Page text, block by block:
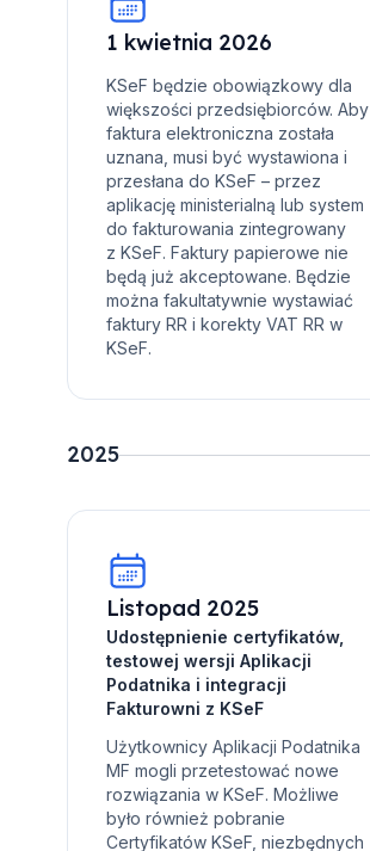
1 kwietnia 2026
KSeF będzie obowiązkowy dla
większości przedsiębiorców. Aby
faktura elektroniczna została
uznana, musi być wystawiona i
przesłana do KSeF – przez
aplikację ministerialną lub system
do fakturowania zintegrowany
z KSeF. Faktury papierowe nie
będą już akceptowane. Będzie
można fakultatywnie wystawiać
faktury RR i korekty VAT RR w
KSeF.
2025
Listopad 2025
Udostępnienie certyfikatów,
testowej wersji Aplikacji
Podatnika i integracji
Fakturowni z KSeF
Użytkownicy Aplikacji Podatnika
MF mogli przetestować nowe
rozwiązania w KSeF. Możliwe
było również pobranie
Certyfikatów KSeF, niezbędnych